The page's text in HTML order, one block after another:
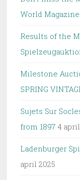
World Magazine.
Results of the
Milestone
SPRING
Sujets Sur
from 1897 4
Ladenburger
april 2025